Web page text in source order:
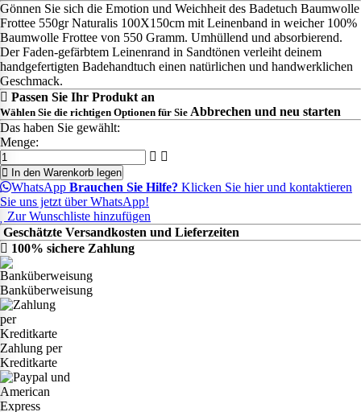
Gönnen Sie sich die Emotion und Weichheit des Badetuch Baumwolle
Frottee 550gr Naturalis 100X150cm mit Leinenband in weicher 100%
Baumwolle Frottee von 550 Gramm. Umhüllend und absorbierend.
Der Faden-gefärbtem Leinenrand in Sandtönen verleiht deinem
handgefertigten Badehandtuch einen natürlichen und handwerklichen
Geschmack.
Passen Sie Ihr Produkt an
Wählen Sie die richtigen Optionen für Sie Abbrechen und neu starten
Das haben Sie gewählt:
Menge:
In den Warenkorb legen
WhatsApp Brauchen Sie Hilfe? Klicken Sie hier und kontaktieren
Sie uns jetzt über WhatsApp!
Zur Wunschliste hinzufügen
Geschätzte Versandkosten und Lieferzeiten
100% sichere Zahlung
Banküberweisung
Zahlung per
Kreditkarte